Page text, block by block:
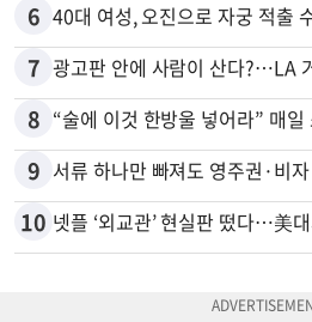
6 40대 여성, 오진으로 자궁 적출
7 광고판 안에 사람이 산다?…LA
8
9
10